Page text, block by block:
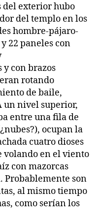
del exterior hubo
del templo en los
hombre-pájaro-
22 paneles con
y con brazos
rotando
de baile,
un nivel superior,
entre una fila de
ocupan la
cuatro dioses
volando en el viento
con mazorcas
Probablemente son
al mismo tiempo
como serían los